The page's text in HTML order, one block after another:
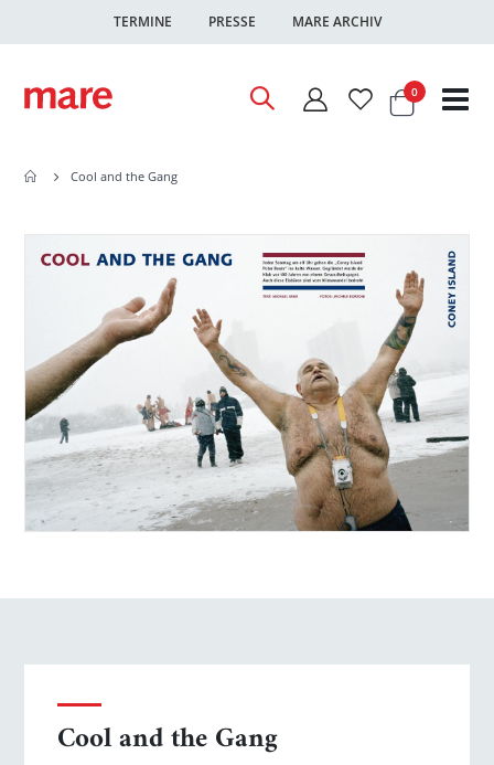
TERMINE PRESSE MARE ARCHIV
Warenkorb
0Artikel
Cool and the Gang
Ende
Bildgalerie
springen
Anfang
Bildgalerie
springen
Cool and the Gang